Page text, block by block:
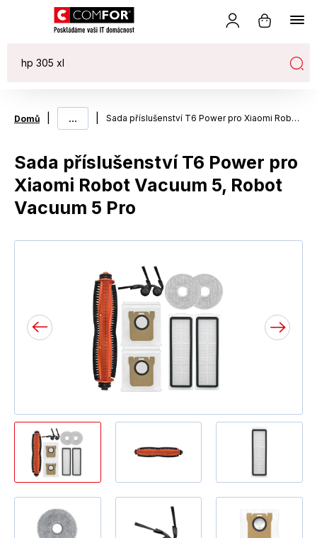
Domů ... Sada příslušenství T6 Power pro Xiaomi Robot Vacuum 5, Robot Vacuum 5 Pro
Sada příslušenství T6 Power pro
Xiaomi Robot Vacuum 5, Robot
Vacuum 5 Pro